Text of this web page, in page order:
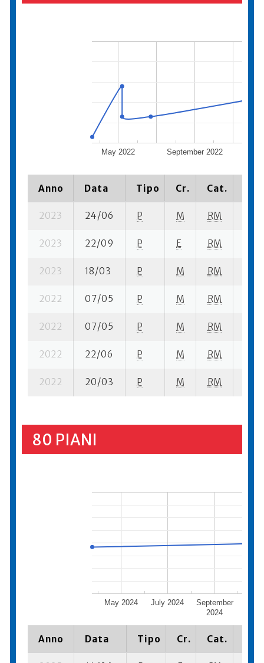
May 2022 September 2022
Anno Data Tipo Cr. Cat.
2023 24/06 P M RM
2023 22/09 P E RM
2023 18/03 P M RM
2022 07/05 P M RM
2022 07/05 P M RM
2022 22/06 P M RM
2022 20/03 P M RM
80 PIANI
May 2024 July 2024
September
2024
Anno Data Tipo Cr. Cat.